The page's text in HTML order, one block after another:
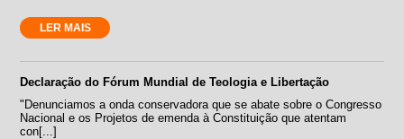
LER MAIS
Declaração do Fórum Mundial de Teologia e Libertação
"Denunciamos a onda conservadora que se abate sobre o Congresso
Nacional e os Projetos de emenda à Constituição que atentam
con[...]